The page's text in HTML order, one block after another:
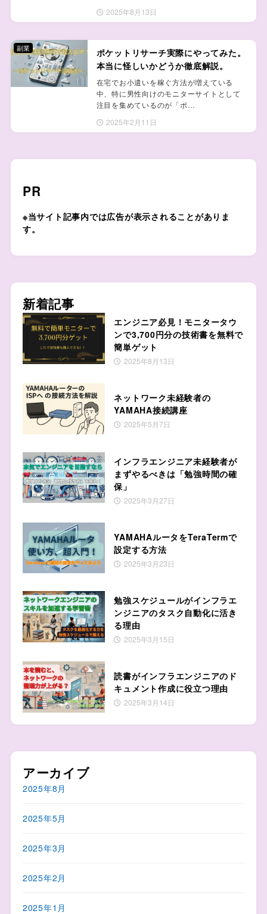
2025年8月13日
ポケットリサーチ実際にやってみた。
本当に怪しいかどうか徹底解説。
在宅でお小遣いを稼ぐ方法が増えている
中、特に男性向けのモニターサイトとして
注目を集めているのが「ポ…
2025年2月11日
副業
PR
※当サイト記事内では広告が表示されることがありま
す。
新着記事
エンジニア必見！モニタータウ
ンで3,700円分の技術書を無料で
簡単ゲット
2025年8月13日
ネットワーク未経験者の
YAMAHA接続講座
2025年5月7日
インフラエンジニア未経験者が
まずやるべきは「勉強時間の確
保」
2025年3月27日
YAMAHAルータをTeraTermで
設定する方法
2025年3月23日
勉強スケジュールがインフラエ
ンジニアのタスク自動化に活き
る理由
2025年3月15日
読書がインフラエンジニアのド
キュメント作成に役立つ理由
2025年3月14日
アーカイブ
2025年8月
2025年5月
2025年3月
2025年2月
2025年1月